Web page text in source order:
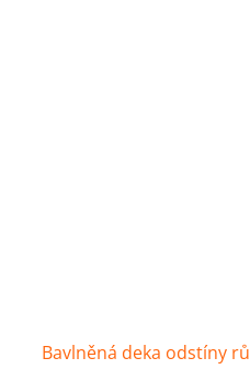
Bavlněná deka odstíny